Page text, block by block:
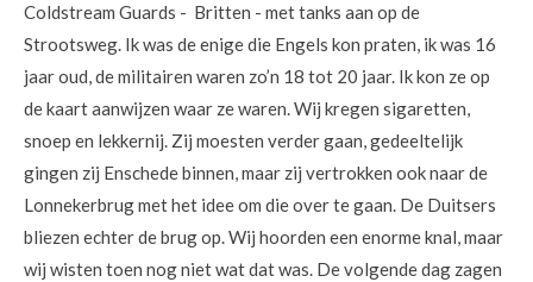
Coldstream Guards - Britten - met tanks aan op de
Strootsweg. Ik was de enige die Engels kon praten, ik was 16
jaar oud, de militairen waren zo’n 18 tot 20 jaar. Ik kon ze op
de kaart aanwijzen waar ze waren. Wij kregen sigaretten,
snoep en lekkernij. Zij moesten verder gaan, gedeeltelijk
gingen zij Enschede binnen, maar zij vertrokken ook naar de
Lonnekerbrug met het idee om die over te gaan. De Duitsers
bliezen echter de brug op. Wij hoorden een enorme knal, maar
wij wisten toen nog niet wat dat was. De volgende dag zagen